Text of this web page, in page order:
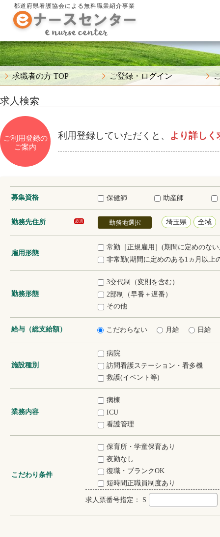
都道府県看護協会による無料職業紹介事業
求職者の方 TOP ご登録・ログイン
求人検索
ご利用登録の
ご案内
利用登録していただくと、 より詳しく
募集資格 保健師 助産師
勤務先住所 必須 勤務地選択 埼玉県 全域
雇用形態
常勤［正規雇用］(期間に定めのな
非常勤(期間に定めのある1ヵ月以上
勤務形態
3交代制（変則を含む）
2部制（早番＋遅番）
その他
給与（総支給額） こだわらない 月給 日給
施設種別
病院
訪問看護ステーション・看多機
救護(イベント等)
業務内容
病棟
ICU
看護管理
こだわり条件
保育所・学童保育あり
夜勤なし
復職・ブランクOK
短時間正職員制度あり
求人票番号指定： S